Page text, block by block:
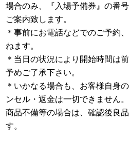
場合のみ、『入場予備券』の番
ご案内致します。
＊事前にお電話などでのご予約
ねます。
＊当日の状況により開始時間は
予めご了承下さい。
＊いかなる場合も、お客様自身
ンセル・返金は一切できません
商品不備等の場合は、確認後良
す。